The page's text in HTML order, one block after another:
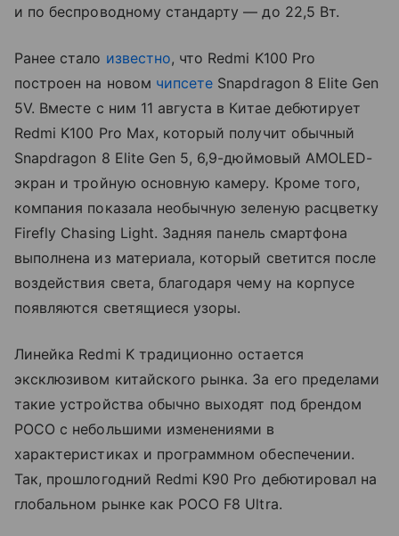
и по беспроводному стандарту — до 22,5 Вт.
Ранее стало известно, что Redmi K100 Pro
построен на новом чипсете Snapdragon 8 Elite Gen
5V. Вместе с ним 11 августа в Китае дебютирует
Redmi K100 Pro Max, который получит обычный
Snapdragon 8 Elite Gen 5, 6,9-дюймовый AMOLED-
экран и тройную основную камеру. Кроме того,
компания показала необычную зеленую расцветку
Firefly Chasing Light. Задняя панель смартфона
выполнена из материала, который светится после
воздействия света, благодаря чему на корпусе
появляются светящиеся узоры.
Линейка Redmi K традиционно остается
эксклюзивом китайского рынка. За его пределами
такие устройства обычно выходят под брендом
POCO с небольшими изменениями в
характеристиках и программном обеспечении.
Так, прошлогодний Redmi K90 Pro дебютировал на
глобальном рынке как POCO F8 Ultra.